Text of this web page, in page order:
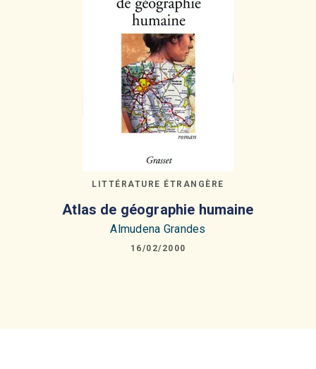
LITTÉRATURE ÉTRANGÈRE
Atlas de géographie humaine
Almudena Grandes
16/02/2000